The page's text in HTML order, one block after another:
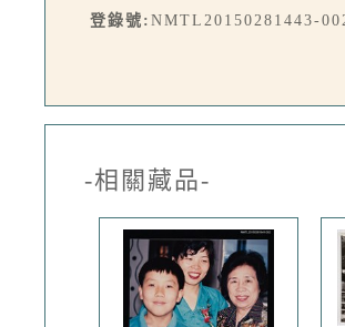
登錄號: NMTL20150281443-
-相關藏品-